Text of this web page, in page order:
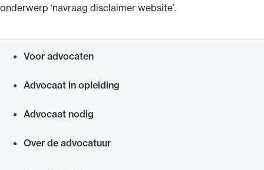
onderwerp ‘navraag disclaimer website’.
Voor advocaten
Advocaat in opleiding
Advocaat nodig
Over de advocatuur